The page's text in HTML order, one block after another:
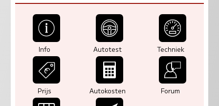
Info Autotest Techniek
Prijs Autokosten Forum